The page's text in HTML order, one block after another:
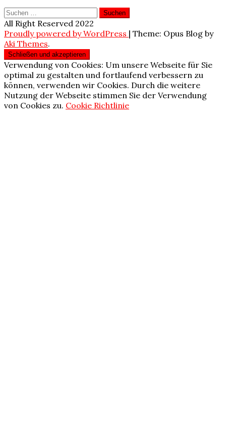
Suchen
nach:
All Right Reserved 2022
Proudly powered by WordPress | Theme: Opus Blog by
Aki Themes.
Verwendung von Cookies: Um unsere Webseite für Sie
optimal zu gestalten und fortlaufend verbessern zu
können, verwenden wir Cookies. Durch die weitere
Nutzung der Webseite stimmen Sie der Verwendung
von Cookies zu. Cookie Richtlinie